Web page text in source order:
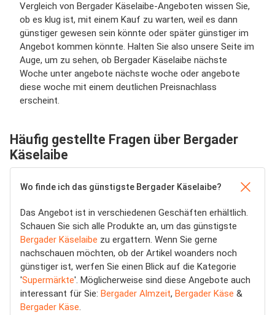
Vergleich von Bergader Käselaibe-Angeboten wissen Sie,
ob es klug ist, mit einem Kauf zu warten, weil es dann
günstiger gewesen sein könnte oder später günstiger im
Angebot kommen könnte. Halten Sie also unsere Seite im
Auge, um zu sehen, ob Bergader Käselaibe nächste
Woche unter angebote nächste woche oder angebote
diese woche mit einem deutlichen Preisnachlass
erscheint.
Häufig gestellte Fragen über Bergader
Käselaibe
Wo finde ich das günstigste Bergader Käselaibe?
Das Angebot ist in verschiedenen Geschäften erhältlich.
Schauen Sie sich alle Produkte an, um das günstigste
Bergader Käselaibe zu ergattern. Wenn Sie gerne
nachschauen möchten, ob der Artikel woanders noch
günstiger ist, werfen Sie einen Blick auf die Kategorie
'Supermärkte'. Möglicherweise sind diese Angebote auch
interessant für Sie: Bergader Almzeit, Bergader Käse &
Bergader Käse.